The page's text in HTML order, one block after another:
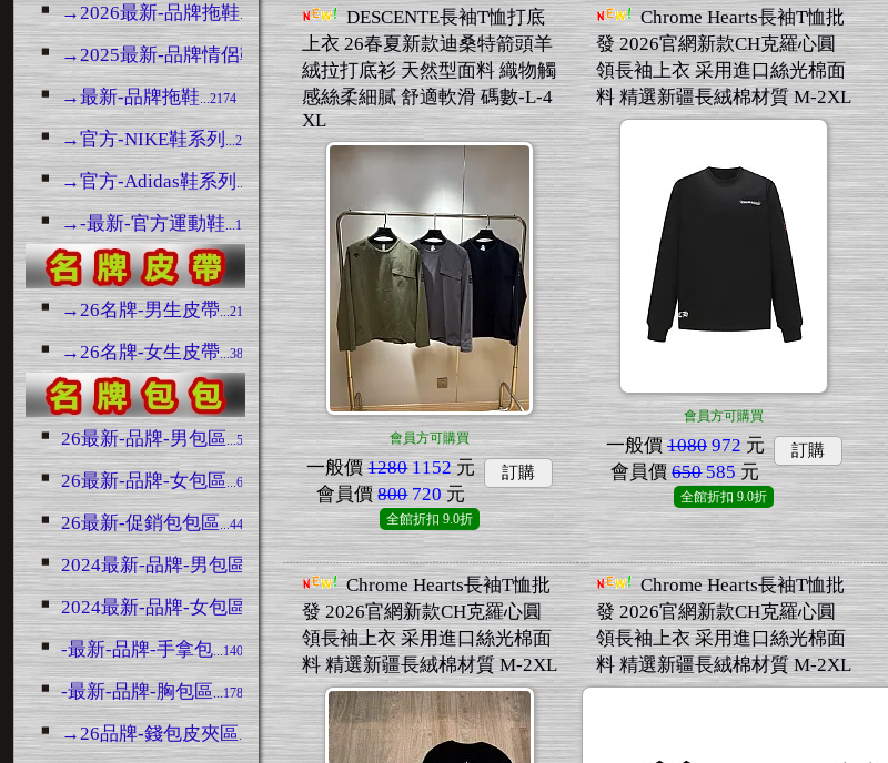
→2026最新-品牌拖鞋...6846
→2025最新-品牌情侶鞋 ...3445
→最新-品牌拖鞋...2174
→官方-NIKE鞋系列...23057
→官方-Adidas鞋系列...1236
→-最新-官方運動鞋...13354
→26名牌-男生皮帶...2188
→26名牌-女生皮帶 ...380
26最新-品牌-男包區...5190
26最新-品牌-女包區...6748
26最新-促銷包包區...4426
2024最新-品牌-男包區 ...3128
2024最新-品牌-女包區...6748
-最新-品牌-手拿包 ...1403
-最新-品牌-胸包區...1788
→26品牌-錢包皮夾區 ...1519
DESCENTE長袖T恤打底
上衣 26春夏新款迪桑特箭頭羊
絨拉打底衫 天然型面料 織物觸
感絲柔細膩 舒適軟滑 碼數-L-4
XL
會員方可購買
一般價 12801152元
會員價 800720元
訂購
全館折扣 9.0折
Chrome Hearts長袖T恤批
發 2026官網新款CH克羅心圓
領長袖上衣 采用進口絲光棉面
料 精選新疆長絨棉材質 M-2XL
會員方可購買
一般價 1080972 元
會員價 650585元
訂購
全館折扣 9.0折
Chrome Hearts長袖T恤批
發 2026官網新款CH克羅心圓
領長袖上衣 采用進口絲光棉面
料 精選新疆長絨棉材質 M-2XL
Chrome Hearts長袖T恤批
發 2026官網新款CH克羅心圓
領長袖上衣 采用進口絲光棉面
料 精選新疆長絨棉材質 M-2XL